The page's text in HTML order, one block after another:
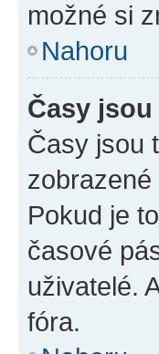
možné si
Nahoru
Časy
Časy jsou
Pokud je
časové
uživatelé.
fóra.